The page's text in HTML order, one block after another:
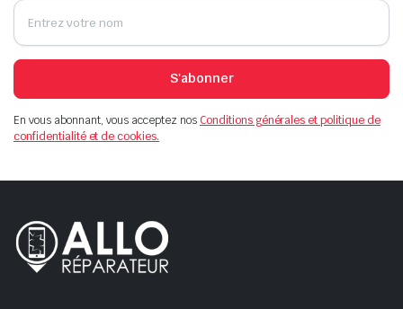
S'abonner
En vous abonnant, vous acceptez nosConditions générales et politique de
confidentialité et de cookies.